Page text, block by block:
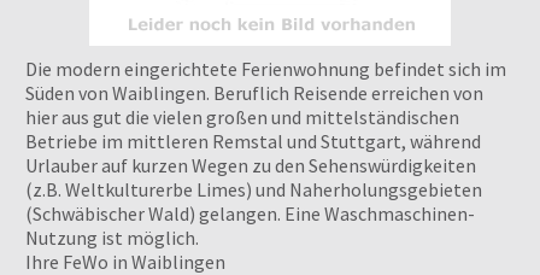
Die modern eingerichtete Ferienwohnung befindet sich im
Süden von Waiblingen. Beruflich Reisende erreichen von
hier aus gut die vielen großen und mittelständischen
Betriebe im mittleren Remstal und Stuttgart, während
Urlauber auf kurzen Wegen zu den Sehenswürdigkeiten
(z.B. Weltkulturerbe Limes) und Naherholungsgebieten
(Schwäbischer Wald) gelangen. Eine Waschmaschinen-
Nutzung ist möglich.
Ihre FeWo in Waiblingen